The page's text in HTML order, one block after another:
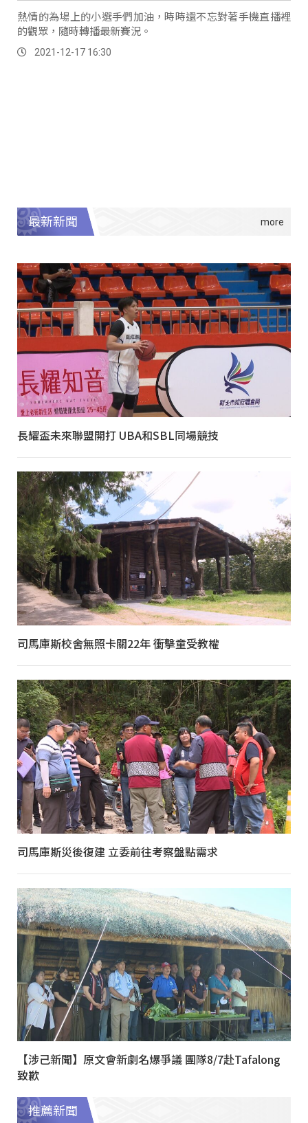
熱情的為場上的小選手們加油，時時還不忘對著手機直播裡
的觀眾，隨時轉播最新賽況。
2021-12-17 16:30
最新新聞
長耀盃未來聯盟開打 UBA和SBL同場競技
司馬庫斯校舍無照卡關22年 衝擊童受教權
司馬庫斯災後復建 立委前往考察盤點需求
【涉己新聞】原文會新劇名爆爭議 團隊8/7赴Tafalong
致歉
推薦新聞